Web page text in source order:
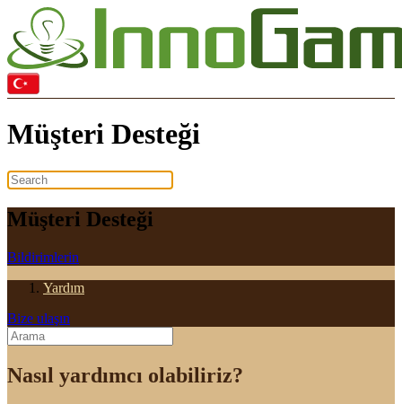
Müşteri Desteği
Müşteri Desteği
Bildirimlerin
Yardım
Bize ulaşın
Nasıl yardımcı olabiliriz?